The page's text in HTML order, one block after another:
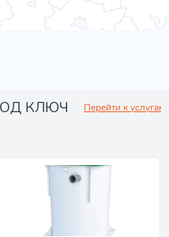
КЛЮЧ Перейти к услугам